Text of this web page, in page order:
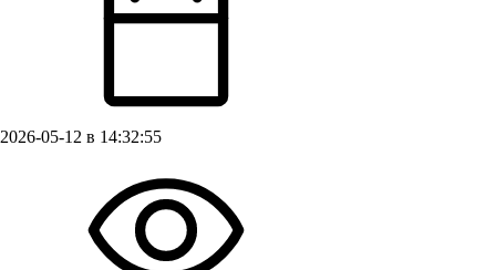
2026-05-12 в 14:32:55